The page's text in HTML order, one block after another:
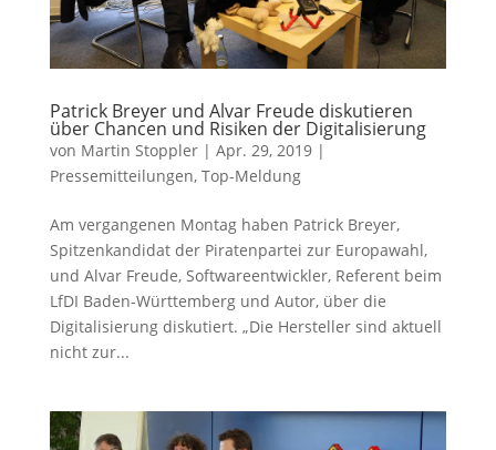
Patrick Breyer und Alvar Freude diskutieren
über Chancen und Risiken der Digitalisierung
von Martin Stoppler| Apr. 29, 2019|
Pressemitteilungen, Top-Meldung
Am vergangenen Montag haben Patrick Breyer,
Spitzenkandidat der Piratenpartei zur Europawahl,
und Alvar Freude, Softwareentwickler, Referent beim
LfDI Baden-Württemberg und Autor, über die
Digitalisierung diskutiert. „Die Hersteller sind aktuell
nicht zur...